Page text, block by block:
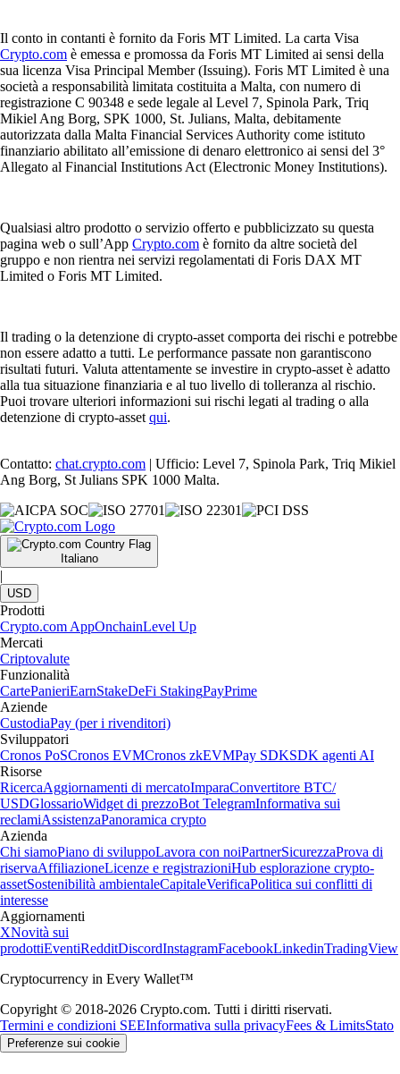
Il conto in contanti è fornito da Foris MT Limited. La carta Visa
Crypto.com è emessa e promossa da Foris MT Limited ai sensi della
sua licenza Visa Principal Member (Issuing). Foris MT Limited è una
società a responsabilità limitata costituita a Malta, con numero di
registrazione C 90348 e sede legale al Level 7, Spinola Park, Triq
Mikiel Ang Borg, SPK 1000, St. Julians, Malta, debitamente
autorizzata dalla Malta Financial Services Authority come istituto
finanziario abilitato all’emissione di denaro elettronico ai sensi del 3°
Allegato al Financial Institutions Act (Electronic Money Institutions).
Qualsiasi altro prodotto o servizio offerto e pubblicizzato su questa
pagina web o sull’App Crypto.com è fornito da altre società del
gruppo e non rientra nei servizi regolamentati di Foris DAX MT
Limited o Foris MT Limited.
Il trading o la detenzione di crypto-asset comporta dei rischi e potrebbe
non essere adatto a tutti. Le performance passate non garantiscono
risultati futuri. Valuta attentamente se investire in crypto-asset è adatto
alla tua situazione finanziaria e al tuo livello di tolleranza al rischio.
Puoi trovare ulteriori informazioni sui rischi legati al trading o alla
detenzione di crypto-asset qui.
Contatto: chat.crypto.com | Ufficio: Level 7, Spinola Park, Triq Mikiel
Ang Borg, St Julians SPK 1000 Malta.
Italiano
|
USD
Prodotti
Crypto.com AppOnchainLevel Up
Mercati
Criptovalute
Funzionalità
CartePanieriEarnStakeDeFi StakingPayPrime
Aziende
CustodiaPay (per i rivenditori)
Sviluppatori
Cronos PoSCronos EVMCronos zkEVMPay SDKSDK agenti AI
Risorse
RicercaAggiornamenti di mercatoImparaConvertitore BTC/
USDGlossarioWidget di prezzoBot TelegramInformativa sui
reclamiAssistenzaPanoramica crypto
Azienda
Chi siamoPiano di sviluppoLavora con noiPartnerSicurezzaProva di
riservaAffiliazioneLicenze e registrazioniHub esplorazione crypto-
assetSostenibilità ambientaleCapitaleVerificaPolitica sui conflitti di
interesse
Aggiornamenti
XNovità sui
prodottiEventiRedditDiscordInstagramFacebookLinkedinTradingView
Cryptocurrency in Every Wallet™
Copyright © 2018-2026 Crypto.com. Tutti i diritti riservati.
Termini e condizioni SEEInformativa sulla privacyFees & LimitsStato
Preferenze sui cookie